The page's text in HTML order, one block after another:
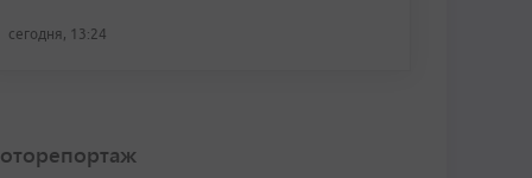
сегодня, 13:24